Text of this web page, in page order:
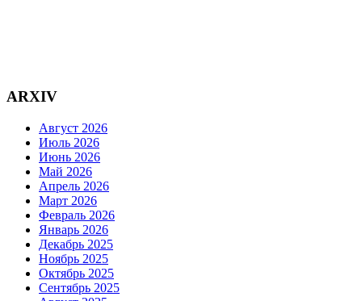
ARXIV
Август 2026
Июль 2026
Июнь 2026
Май 2026
Апрель 2026
Март 2026
Февраль 2026
Январь 2026
Декабрь 2025
Ноябрь 2025
Октябрь 2025
Сентябрь 2025